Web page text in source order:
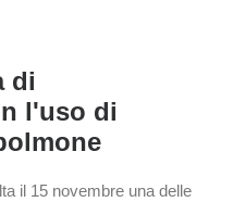
di
l'uso di
il 15 novembre una delle